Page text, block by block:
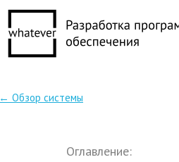
← Обзор системы
Оглавление: